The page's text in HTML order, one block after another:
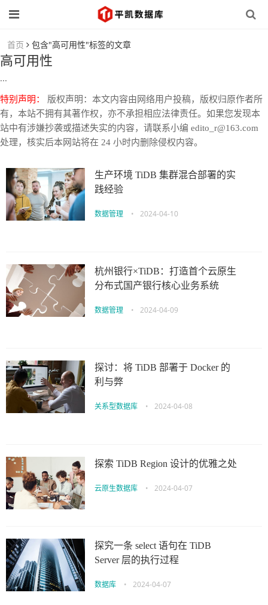
首页 包含"高可用性"标签的文章
高可用性
...
特别声明：
版权声明：本文内容由网络用户投稿，版权归原作者所
有，本站不拥有其著作权，亦不承担相应法律责任。如果您发现本
站中有涉嫌抄袭或描述失实的内容，请联系小编 edito_r@163.com
处理，核实后本网站将在 24 小时内删除侵权内容。
生产环境 TiDB 集群混合部署的实
践经验
数据管理 • 2024-04-10
杭州银行×TiDB：打造首个云原生
分布式国产银行核心业务系统
数据管理 • 2024-04-09
探讨：将 TiDB 部署于 Docker 的
利与弊
关系型数据库 • 2024-04-08
探索 TiDB Region 设计的优雅之处
云原生数据库 • 2024-04-07
探究一条 select 语句在 TiDB
Server 层的执行过程
数据库 • 2024-04-07